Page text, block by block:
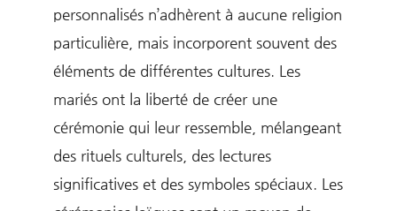
personnalisés n’adhèrent à aucune religion
particulière, mais incorporent souvent des
éléments de différentes cultures. Les
mariés ont la liberté de créer une
cérémonie qui leur ressemble, mélangeant
des rituels culturels, des lectures
significatives et des symboles spéciaux. Les